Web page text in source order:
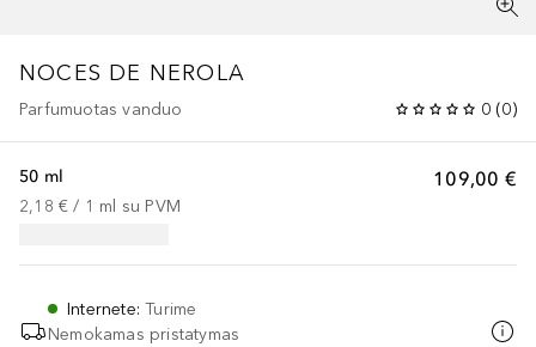
NOCES DE NEROLA
Parfumuotas vanduo 0 (0)
109,00 €
50 ml
2,18 € / 1 ml su PVM
Internete:Turime
Nemokamas pristatymas